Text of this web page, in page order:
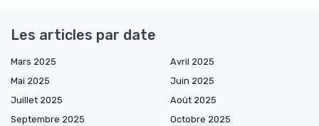
Les articles par date
Mars 2025
Avril 2025
Mai 2025
Juin 2025
Juillet 2025
Août 2025
Septembre 2025
Octobre 2025